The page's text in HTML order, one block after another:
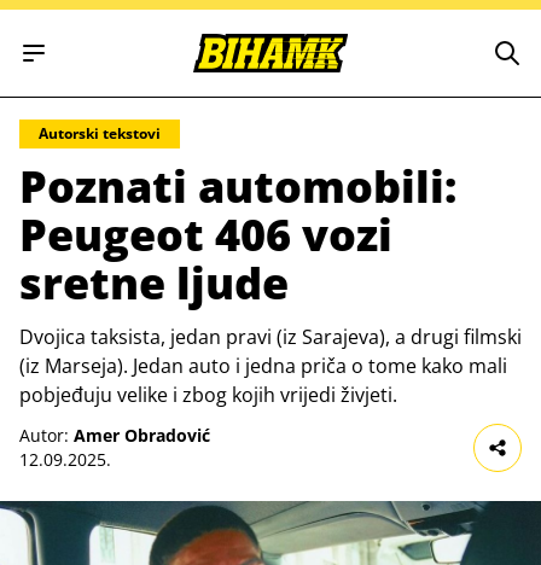
Open main menu
Autorski tekstovi
Poznati automobili:
Peugeot 406 vozi
sretne ljude
Dvojica taksista, jedan pravi (iz Sarajeva), a drugi filmski
(iz Marseja). Jedan auto i jedna priča o tome kako mali
pobjeđuju velike i zbog kojih vrijedi živjeti.
Autor: Amer Obradović
12.09.2025.